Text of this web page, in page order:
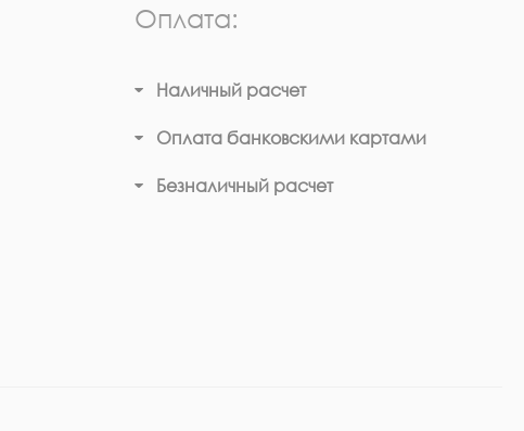
Оплата:
Наличный расчет
Оплата банковскими картами
Безналичный расчет